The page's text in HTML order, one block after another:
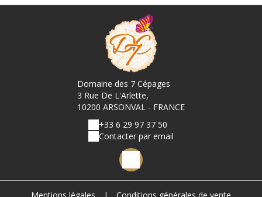
Domaine des 7 Cépages
3 Rue De L'Arlette,
10200 ARSONVAL - FRANCE
+33 6 29 97 37 50
Contacter par email